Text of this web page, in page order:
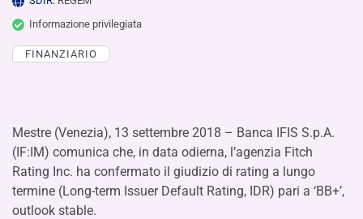
Informazione privilegiata
FINANZIARIO
Mestre (Venezia), 13 settembre 2018 – Banca IFIS S.p.A.
(IF:IM) comunica che, in data odierna, l’agenzia Fitch
Rating Inc. ha confermato il giudizio di rating a lungo
termine (Long-term Issuer Default Rating, IDR) pari a ‘BB+’,
outlook stable.